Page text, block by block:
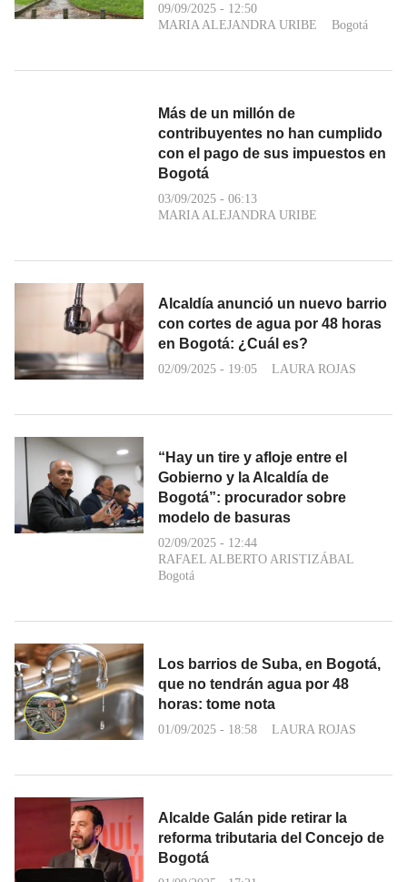
09/09/2025 - 12:50
MARIA ALEJANDRA URIBE
Bogotá
Más de un millón de
contribuyentes no han cumplido
con el pago de sus impuestos en
Bogotá
03/09/2025 - 06:13
MARIA ALEJANDRA URIBE
Alcaldía anunció un nuevo barrio
con cortes de agua por 48 horas
en Bogotá: ¿Cuál es?
02/09/2025 - 19:05 LAURA ROJAS
“Hay un tire y afloje entre el
Gobierno y la Alcaldía de
Bogotá”: procurador sobre
modelo de basuras
02/09/2025 - 12:44
RAFAEL ALBERTO ARISTIZÁBAL
Bogotá
Los barrios de Suba, en Bogotá,
que no tendrán agua por 48
horas: tome nota
01/09/2025 - 18:58 LAURA ROJAS
Alcalde Galán pide retirar la
reforma tributaria del Concejo de
Bogotá